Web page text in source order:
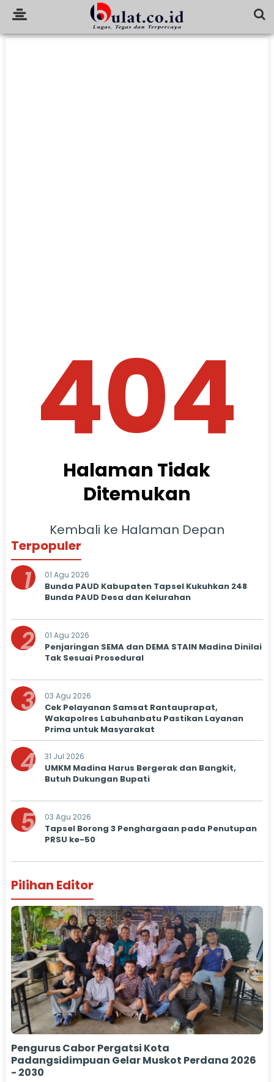
404
Halaman Tidak
Ditemukan
Kembali ke Halaman Depan
Terpopuler
1 01 Agu 2026
Bunda PAUD Kabupaten Tapsel Kukuhkan 248
Bunda PAUD Desa dan Kelurahan
2 01 Agu 2026
Penjaringan SEMA dan DEMA STAIN Madina Dinilai
Tak Sesuai Prosedural
3 03 Agu 2026
Cek Pelayanan Samsat Rantauprapat,
Wakapolres Labuhanbatu Pastikan Layanan
Prima untuk Masyarakat
4 31 Jul 2026
UMKM Madina Harus Bergerak dan Bangkit,
Butuh Dukungan Bupati
5 03 Agu 2026
Tapsel Borong 3 Penghargaan pada Penutupan
PRSU ke-50
Pilihan Editor
Pengurus Cabor Pergatsi Kota
Padangsidimpuan Gelar Muskot Perdana 2026
- 2030